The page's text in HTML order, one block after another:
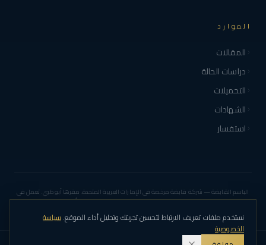
الموارد
المقالات
دراسات الحالة
التحميلات
الشهادات
استفسار
الباسم القابضة — شركة قابضة مرخصة في الإمارات العربية المتحدة، مقرها أبوظبي. تعمل في
المقاولات وإدارة المرافق والصيانة والعقارات والخدمات المرتبطة في أبوظبي ودبي. ALBASEM
نستخدم ملفات تعريف الارتباط لتحسين تجربتك وتحليل أداء الموقع.سياسة
الخصوصية